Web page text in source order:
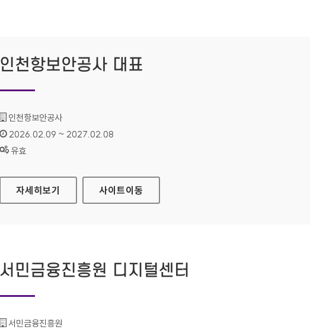
인천항보안공사 대표
기관명 :
인천항보안공사
인증기간 :
2026.02.09 ~ 2027.02.08
상태 :
유효
인천항보안공사 대표
자세히보기 사이트이동
서민금융진흥원 디지털센터
기관명 :
서민금융진흥원